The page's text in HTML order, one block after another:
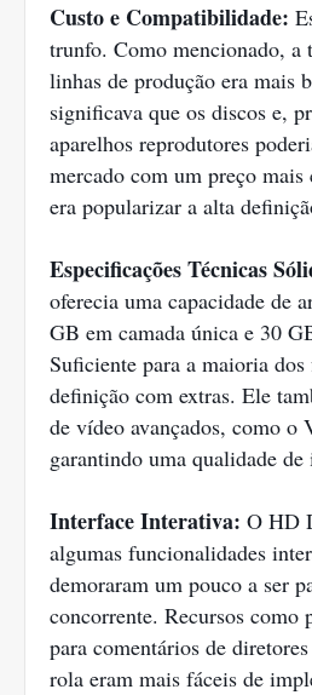
Custo e Compatibilidade:
trunfo. Como mencionado, a
linhas de produção era mais
significava que os discos e,
aparelhos reprodutores
mercado com um preço
era popularizar a alta
Especificações Técnicas
oferecia uma capacidade de
GB em camada única e 30
Suficiente para a maioria
definição com extras. Ele
de vídeo avançados, como o
garantindo uma qualidade de
Interface Interativa: O HD
algumas funcionalidades
demoraram um pouco a ser
concorrente. Recursos
para comentários de
rola eram mais fáceis de